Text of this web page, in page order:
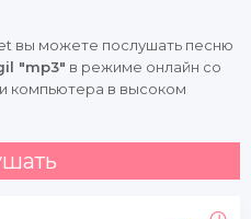
вы можете послушать песню
"mp3" в режиме онлайн со
компьютера в высоком